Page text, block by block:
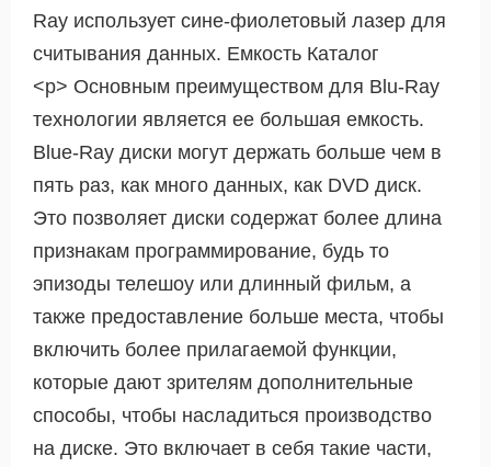
Ray использует сине-фиолетовый лазер для
считывания данных. Емкость Каталог
<р> Основным преимуществом для Blu-Ray
технологии является ее большая емкость.
Blue-Ray диски могут держать больше чем в
пять раз, как много данных, как DVD диск.
Это позволяет диски содержат более длина
признакам программирование, будь то
эпизоды телешоу или длинный фильм, а
также предоставление больше места, чтобы
включить более прилагаемой функции,
которые дают зрителям дополнительные
способы, чтобы насладиться производство
на диске. Это включает в себя такие части,